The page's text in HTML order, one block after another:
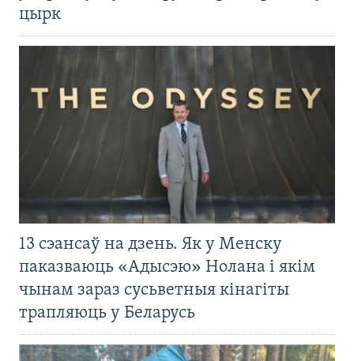
цырк
13 сэансаў на дзень. Як у Менску
паказваюць «Адысэю» Нолана і якім
чынам зараз сусьветныя кінагіты
трапляюць у Беларусь